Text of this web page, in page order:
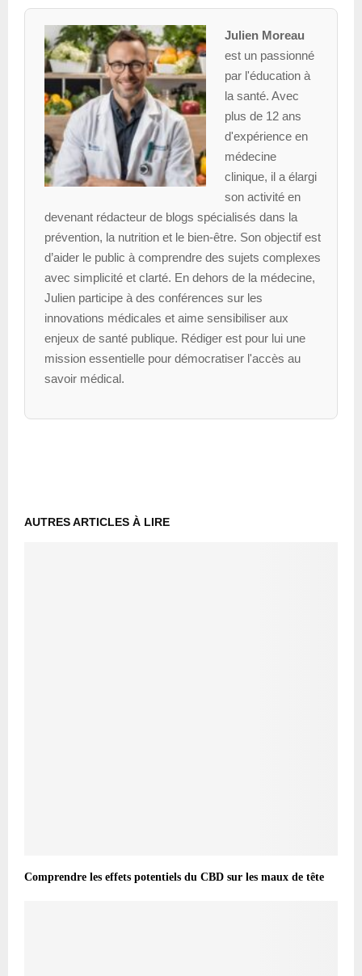
Julien Moreau
est un passionné
par l'éducation à
la santé. Avec
plus de 12 ans
d'expérience en
médecine
clinique, il a élargi
son activité en
devenant rédacteur de blogs spécialisés dans la
prévention, la nutrition et le bien-être. Son objectif est
d’aider le public à comprendre des sujets complexes
avec simplicité et clarté. En dehors de la médecine,
Julien participe à des conférences sur les
innovations médicales et aime sensibiliser aux
enjeux de santé publique. Rédiger est pour lui une
mission essentielle pour démocratiser l'accès au
savoir médical.
AUTRES ARTICLES À LIRE
Comprendre les effets potentiels du CBD sur les maux de tête